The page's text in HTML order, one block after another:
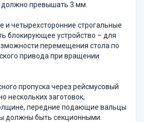
превышать 3 мм.
и четырехсторонние строгальные
блокирующее устройство – для
перемещения стола по
привода при вращении
пропуска через рейсмусовый
нескольких заготовок,
передние подающие вальцы
должны быть секционными.